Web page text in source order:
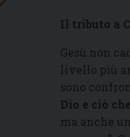
Il tributo a
Gesù non
livello più
sono
Dio e ciò
ma anche